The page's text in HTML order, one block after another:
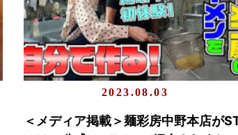
2023.08.03
＜メディア掲載＞麺彩房中野本店が